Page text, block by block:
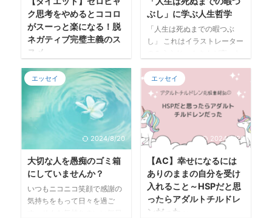
ちが強くなってきています。
「ホントにこのままの人生で
いいの？」 「後戻りできない
ころになってやり残したこと
があったなんてことになった
先の未来を幸せに生きるため
にどうするべきか。 そんなモ
ヤモヤを心の中で抱えていた
とき、悩みの解決法とも思え
記憶しています。当時は若か
ったため自分ごととしては捉
えておらず、どこか人ごとと
いうか、「ふーん、そうなん
くアラフォーの夫と老後の話
をよくするようになってきま
した。 とはいえ、「退職した
ら〇〇したいね～」くらいの
軽い ...
ク思考をやめるとココロ
がスーっと楽になる！脱
ネガティブ完璧主義のス
スメ
キレイな女優さんやスタイル
抜群のモデルさん、人気のイ
ンフルエンサー。 顔がちっち
ゃくてかわいくて、さらにス
タイルもいい人たちを日々動
画や雑誌などで見ていると感
覚がマヒしてきて美の基準が
おかしくなります(^◇^;) その
あと鏡に映った自分をみ
て・・・深いためいき。 イ
ヤ、わたしだって土台は悪く
ないと思うの。あとはココと
ぶし」に学ぶ人生哲学
「人生は死ぬまでの暇つぶ
し」 これはイラストレーター
のインタビュー記事 最初にこ
の言葉を知ったのはインタビ
ュー記事ではなく、ネットか
何かで偶然ワードだけ目に入
ったんです。 悲観的で世の中
をナナメに見てるような、な
かば人生をあきらめたような
無気力で悲壮感が漂う言葉な
のかとイメージしました。 で
もインタビュー記事を読んで
この言葉をよく噛みしめてみ
ると、行動力を高めたり、毎
エッセイ
2024/8/20
大切な人を愚痴のゴミ箱
にしていませんか？
いつもニコニコ笑顔で感謝の
気持ちをもって日々を過ご
エッセイ
2024/8/20
【AC】幸せになるには
ありのままの自分を受け
入れること～HSPだと思
ったらアダルトチルドレ
ンだった～